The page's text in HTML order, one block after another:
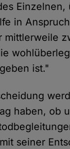
in
mittlerweile
ist."
haben, ob
seiner